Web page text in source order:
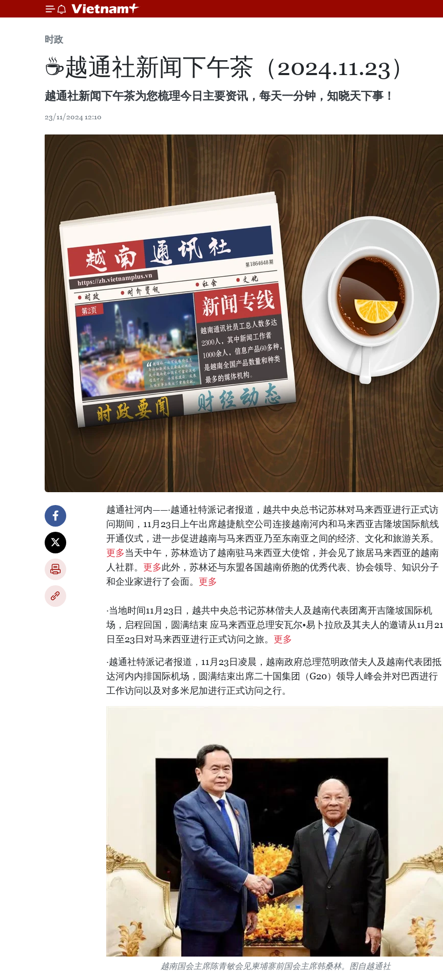
时政
☕️越通社新闻下午茶（2024.11.23）
越通社新闻下午茶为您梳理今日主要资讯，每天一分钟，知晓天下事！
23/11/2024 12:10
越通社河内——·越通社特派记者报道，越共中央总书记苏林对马来西亚进行正式访
问期间，11月23日上午出席越捷航空公司连接越南河内和马来西亚吉隆坡国际航线
开通仪式，进一步促进越南与马来西亚乃至东南亚之间的经济、文化和旅游关系。
更多当天中午，苏林造访了越南驻马来西亚大使馆，并会见了旅居马来西亚的越南
人社群。 更多此外，苏林还与东盟各国越南侨胞的优秀代表、协会领导、知识分子
和企业家进行了会面。 更多
·当地时间11月23日，越共中央总书记苏林偕夫人及越南代表团离开吉隆坡国际机
场，启程回国，圆满结束 应马来西亚总理安瓦尔•易卜拉欣及其夫人的邀请从11月21
日至23日对马来西亚进行正式访问之旅。 更多
·越通社特派记者报道，11月23日凌晨，越南政府总理范明政偕夫人及越南代表团抵
达河内内排国际机场，圆满结束出席二十国集团（G20）领导人峰会并对巴西进行
工作访问以及对多米尼加进行正式访问之行。
越南国会主席陈青敏会见柬埔寨前国会主席韩桑林。图自越通社